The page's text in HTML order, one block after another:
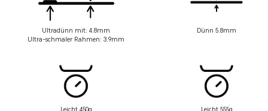
Ultradünn mit: 4.8mm
Ultra-schmaler Rahmen: 3.9mm
Dünn 5.8mm